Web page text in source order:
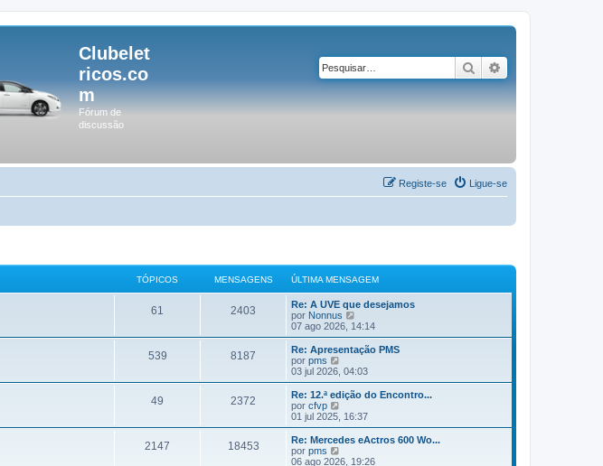
Clubelet
ricos.co
m
Fórum de
discussão
Pesquisar
Ligue-se
Registe-se
TÓPICOS MENSAGENS ÚLTIMA MENSAGEM
61 2403
Re: A UVE que desejamos
por Nonnus
e
j
a
a
ú
i
m
a
e
07 ago 2026, 14:14
539 8187
Re: Apresentação PMS
por pms
e
j
a
ú
t
i
m
03 jul 2026, 04:03
49 2372
Re: 12.ª edição do Encontro...
por cfvp
e
j
a
ú
01 jul 2025, 16:37
2147 18453
Re: Mercedes eActros 600 Wo...
por pms
e
06 ago 2026, 19:26